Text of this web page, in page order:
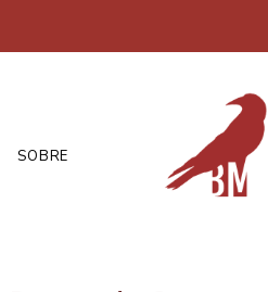
SOBRE